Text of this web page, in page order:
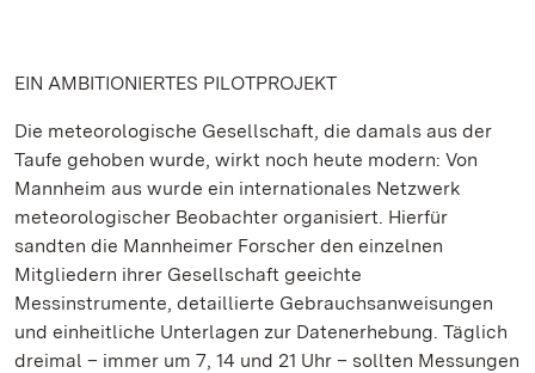
EIN AMBITIONIERTES PILOTPROJEKT
Die meteorologische Gesellschaft, die damals aus der
Taufe gehoben wurde, wirkt noch heute modern: Von
Mannheim aus wurde ein internationales Netzwerk
meteorologischer Beobachter organisiert. Hierfür
sandten die Mannheimer Forscher den einzelnen
Mitgliedern ihrer Gesellschaft geeichte
Messinstrumente, detaillierte Gebrauchsanweisungen
und einheitliche Unterlagen zur Datenerhebung. Täglich
dreimal – immer um 7, 14 und 21 Uhr – sollten Messungen